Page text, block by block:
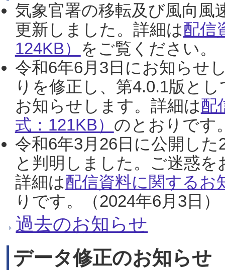
気象官署の移転及び風向風
更新しました。詳細は配信
124KB） をご覧ください。
令和6年6月3日にお知らせ
りを修正し、第4.0.1版と
お知らせします。詳細は配
式：121KB） のとおりです
令和6年3月26日に公開し
と判明しました。ご迷惑
詳細は配信資料に関するお
りです。（2024年6月3日）
過去のお知らせ
データ修正のお知らせ